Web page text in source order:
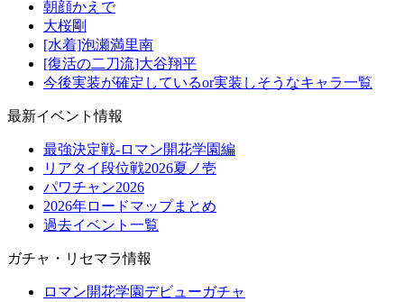
朝顔かえで
大桜剛
[水着]泡瀬満里南
[復活の二刀流]大谷翔平
今後実装が確定しているor実装しそうなキャラ一覧
最新イベント情報
最強決定戦-ロマン開花学園編
リアタイ段位戦2026夏ノ壱
パワチャン2026
2026年ロードマップまとめ
過去イベント一覧
ガチャ・リセマラ情報
ロマン開花学園デビューガチャ